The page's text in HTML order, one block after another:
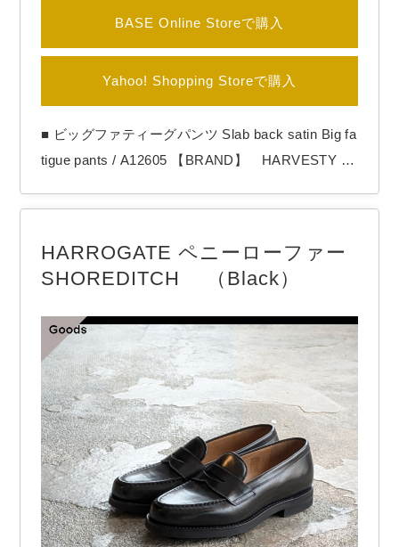
BASE Online Storeで購入
Yahoo! Shopping Storeで購入
■ ビッグファティーグパンツ Slab back satin Big fa
tigue pants / A12605 【BRAND】 HARVESTY /
ESTYの「Slab back satin Big fatigue pants」 以前
ートされて登場です。 緩やかな…
HARROGATE ペニーローファー
SHOREDITCH （Black）